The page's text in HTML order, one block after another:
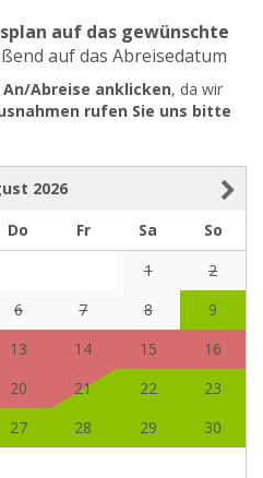
auf das gewünschte
auf das Abreisedatum
An/Abreise anklicken, da wir
rufen Sie uns bitte
2026
Do Fr Sa
So
1
2
6 7 8
9
13 14 15
16
20 21 22
23
27 28 29
30